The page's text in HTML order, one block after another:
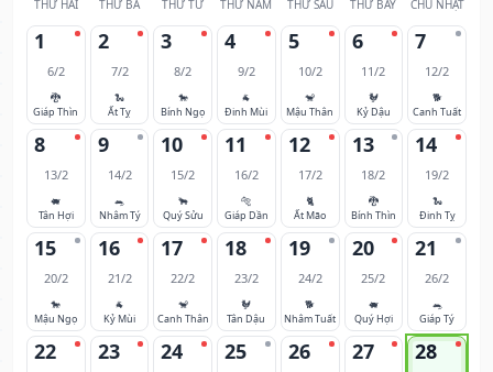
THỨ HAI THỨ BA THỨ TƯ THỨ NĂM THỨ SÁU THỨ BẢY CHỦ NHẬT
1
6/2
🐉
Giáp Thìn
2
7/2
🐍
Ất Tỵ
3
8/2
🐎
Bính Ngọ
4
9/2
🐐
Đinh Mùi
5
10/2
🐒
Mậu Thân
6
11/2
🐓
Kỷ Dậu
7
12/2
🐕
Canh Tuất
8
13/2
🐖
Tân Hợi
9
14/2
🐀
Nhâm Tý
10
15/2
🐂
Quý Sửu
11
16/2
🐅
Giáp Dần
12
17/2
🐈
Ất Mão
13
18/2
🐉
Bính Thìn
14
19/2
🐍
Đinh Tỵ
15
20/2
🐎
Mậu Ngọ
16
21/2
🐐
Kỷ Mùi
17
22/2
🐒
Canh Thân
18
23/2
🐓
Tân Dậu
19
24/2
🐕
Nhâm Tuất
20
25/2
🐖
Quý Hợi
21
26/2
🐀
Giáp Tý
22 23 24 25 26 27 28